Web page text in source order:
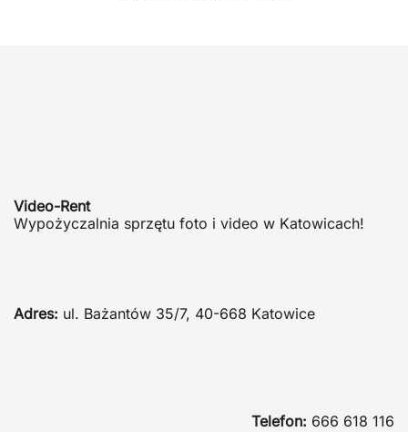
Video-Rent
Wypożyczalnia sprzętu foto i video w Katowicach!
Adres: ul. Bażantów 35/7, 40-668 Katowice
Telefon: 666 618 116